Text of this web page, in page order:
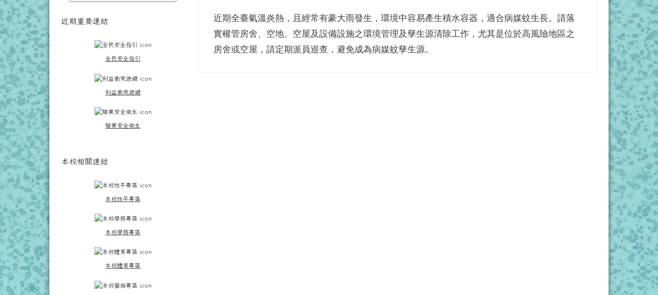
近期重要連結
全民安全指引
利益衝突迴避
職業安全衛生
本校相關連結
本校性平專區
本校學務專區
本校體育專區
近期全臺氣溫炎熱，且經常有豪大雨發生，環境中容易產生積水容器，適合病媒蚊生長。請落
實權管房舍、空地、空屋及設備設施之環境管理及孳生源清除工作，尤其是位於高風險地區之
房舍或空屋，請定期派員巡查，避免成為病媒蚊孳生源。